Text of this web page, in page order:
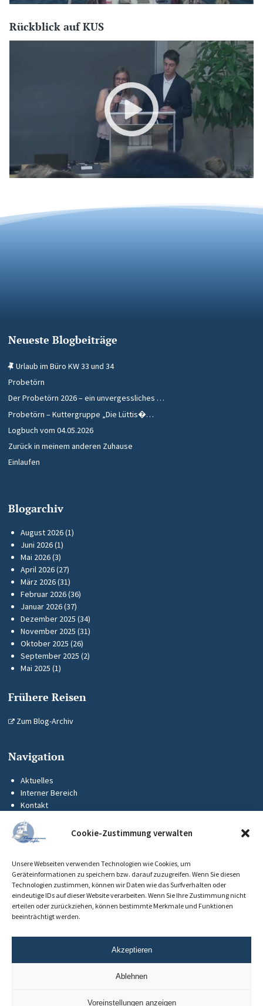
Cookie-Zustimmung verwalten
Unsere Webseiten verwenden Technologien wie Cookies, um
Geräteinformationen zu speichern bzw. darauf zuzugreifen. Wenn Sie diesen
Technologien zustimmen, können wir Daten wie das Surfverhalten oder
eindeutige IDs auf dieser Website verarbeiten. Wenn Sie Ihre Zustimmung nicht
erteilen oder zurückziehen, können bestimmte Merkmale und Funktionen
beeinträchtigt werden.
Akzeptieren
Ablehnen
Voreinstellungen anzeigen
Rückblick auf KUS
Neueste Blogbeiträge
Urlaub im Büro KW 33 und 34
Probetörn
Der Probetörn 2026 – ein unvergessliches …
Probetörn – Kuttergruppe „Die Lüttis�…
Logbuch vom 04.05.2026
Zurück in meinem anderen Zuhause
Einlaufen
Blogarchiv
August 2026(1)
Juni 2026(1)
Mai 2026(3)
April 2026(27)
März 2026(31)
Februar 2026(36)
Januar 2026(37)
Dezember 2025 (34)
November 2025 (31)
Oktober 2025 (26)
September 2025 (2)
Mai 2025 (1)
Frühere Reisen
Zum Blog-Archiv
Navigation
Aktuelles
Interner Bereich
Kontakt
Impressum
Datenschutz
Cookie-Richtlinie (EU)